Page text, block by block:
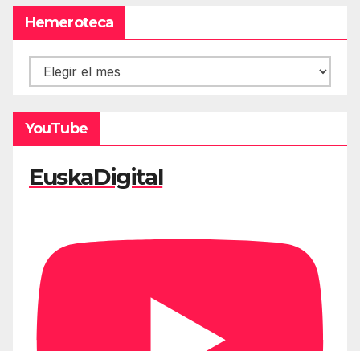
Hemeroteca
Hemeroteca
YouTube
EuskaDigital